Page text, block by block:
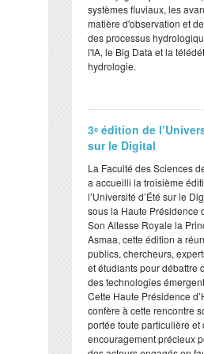
systèmes fluviaux, les
matière d'observation et
des processus
l'IA, le Big Data et la
hydrologie.
3ᵉ édition de
sur le Digital
​La Faculté des Sciences
a accueilli la troisième
l’Université d’Été sur le
sous la Haute Présidence
Son Altesse Royale la
Asmaa, cette édition a
publics, chercheurs,
et étudiants pour débattre
des technologies
​Cette Haute Présidence
confère à cette rencontre
portée toute particulière et
encouragement précieux